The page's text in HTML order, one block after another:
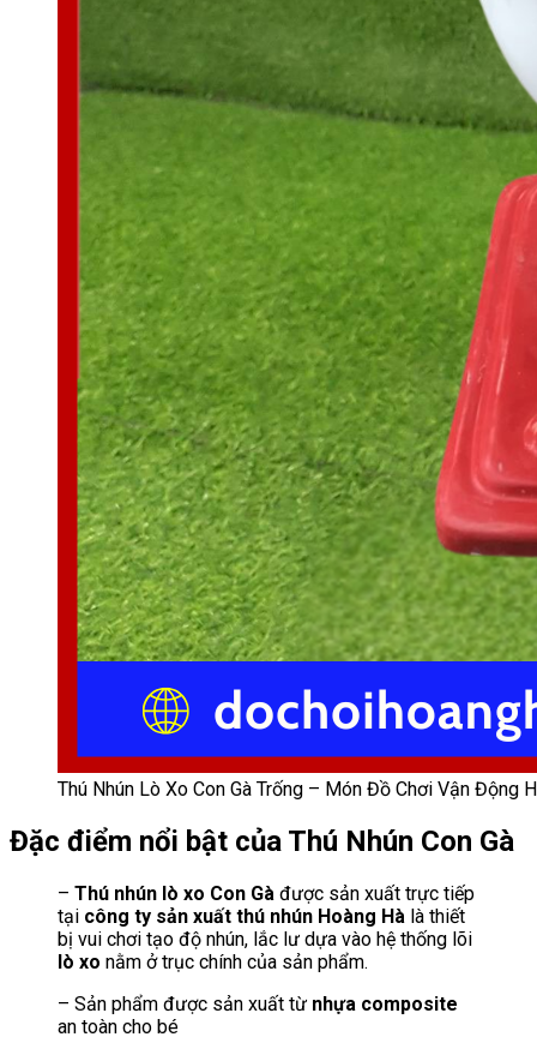
Thú Nhún Lò Xo Con Gà Trống – Món Đồ Chơi Vận Động
Đặc điểm nổi bật của Thú Nhún Con Gà
– Thú nhún lò xo Con Gà được sản xuất trực tiếp
tại công ty sản xuất thú nhún Hoàng Hà là thiết
bị vui chơi tạo độ nhún, lắc lư dựa vào hệ thống lõi
lò xo nằm ở trục chính của sản phẩm.
– Sản phẩm được sản xuất từ nhựa composite
an toàn cho bé